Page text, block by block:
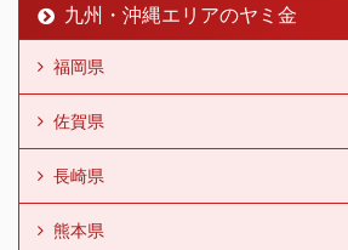
九州・沖縄エリアのヤミ金
福岡県
佐賀県
長崎県
熊本県